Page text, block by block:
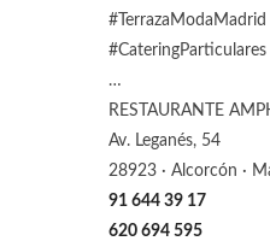
…
RESTAURANTE
Av. Leganés, 54
28923 · Alcorcón ·
91 644 39 17
620 694 595